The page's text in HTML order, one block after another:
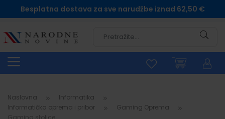
Besplatna dostava za sve narudžbe iznad 62,50 €
Naslovna
Informatika
Informatička oprema i pribor
Gaming Oprema